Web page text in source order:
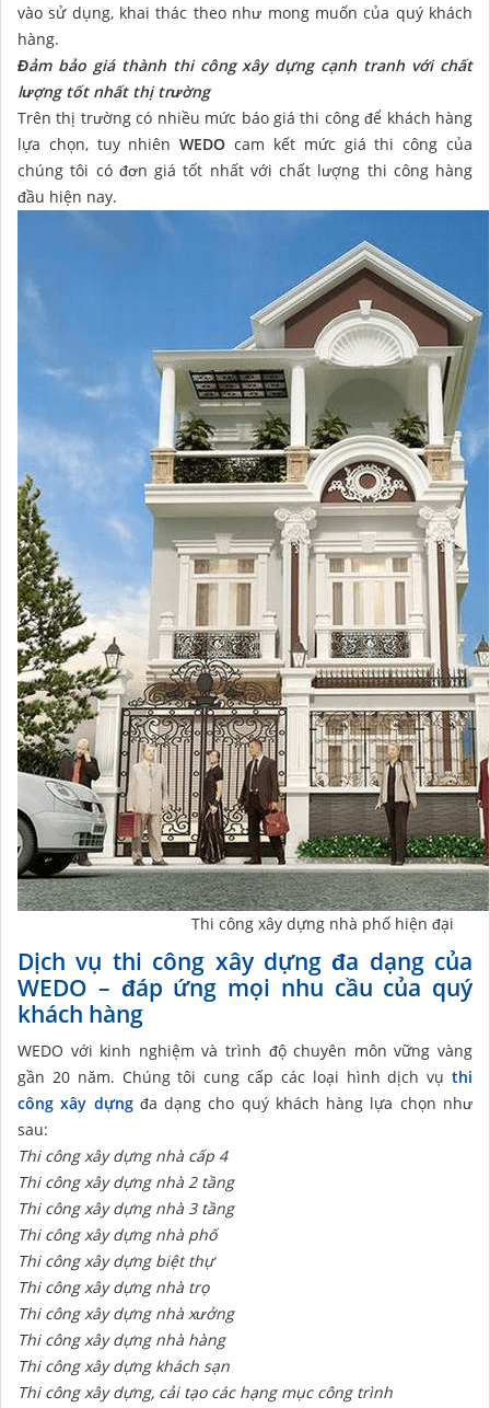
vào sử dụng, khai thác theo như mong muốn của quý khách
hàng.
Đảm bảo giá thành thi công xây dựng cạnh tranh với chất
lượng tốt nhất thị trường
Trên thị trường có nhiều mức báo giá thi công để khách hàng
lựa chọn, tuy nhiênWEDOcam kết mức giá thi công của
chúng tôi có đơn giá tốt nhất với chất lượng thi công hàng
đầu hiện nay.
Thi công xây dựng nhà phố hiện đại
Dịch vụ thi công xây dựng đa dạng của
WEDO – đáp ứng mọi nhu cầu của quý
khách hàng
WEDO với kinh nghiệm và trình độ chuyên môn vững vàng
gần 20 năm. Chúng tôi cung cấp các loại hình dịch vụ thi
công xây dựngđa dạng cho quý khách hàng lựa chọn như
sau:
Thi công xây dựng nhà cấp 4
Thi công xây dựng nhà 2 tầng
Thi công xây dựng nhà 3 tầng
Thi công xây dựng nhà phố
Thi công xây dựng biệt thự
Thi công xây dựng nhà trọ
Thi công xây dựng nhà xưởng
Thi công xây dựng nhà hàng
Thi công xây dựng khách sạn
Thi công xây dựng, cải tạo các hạng mục công trình